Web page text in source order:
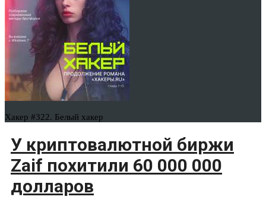
Хакер #322. Белый хакер
У криптовалютной биржи
Zaif похитили 60 000 000
долларов